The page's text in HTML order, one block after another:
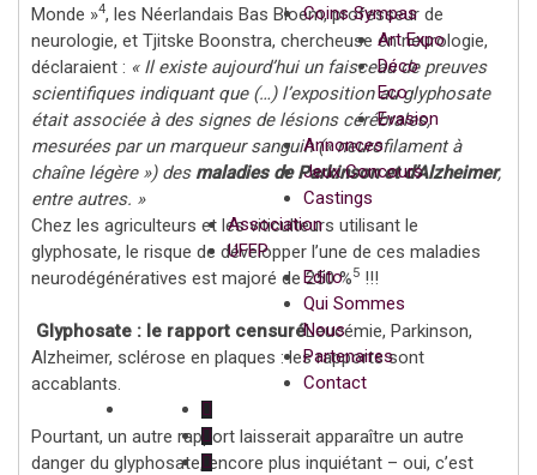
Coins Sympas
Art Expo
Déco
Eco
Evasion
Annonces
Jeux Concours
Castings
Association
UFFP
Edito
Qui Sommes
Nous
Partenaires
Contact
Monde »4, les Néerlandais Bas Bloem, professeur de
neurologie, et Tjitske Boonstra, chercheuse en neurologie,
déclaraient : « Il existe aujourd’hui un faisceau de preuves
scientifiques indiquant que (…) l’exposition au glyphosate
était associée à des signes de lésions cérébrales,
mesurées par un marqueur sanguin (« neurofilament à
chaîne légère ») des maladies de Parkinson et d’Alzheimer,
entre autres. »
Chez les agriculteurs et les viticulteurs utilisant le
glyphosate, le risque de développer l’une de ces maladies
neurodégénératives est majoré de 250 %5 !!!
Glyphosate : le rapport censuréLeucémie, Parkinson,
Alzheimer, sclérose en plaques : les rapports sont
accablants.
Pourtant, un autre rapport laisserait apparaître un autre
danger du glyphosate, encore plus inquiétant – oui, c’est